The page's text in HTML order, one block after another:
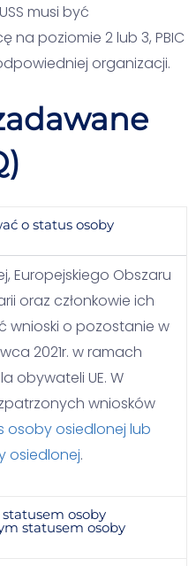
musi być
na poziomie 2 lub 3, PBIC
organizacji.
o status osoby
Europejskiego Obszaru
oraz członkowie ich
wnioski o pozostanie w
2021r. w ramach
obywateli UE. W
wniosków
osoby osiedlonej lub
osiedlonej.
osoby
statusem osoby